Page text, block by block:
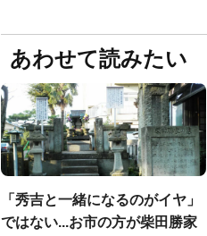
あわせて読みたい
「秀吉と一緒になるのがイヤ」
ではない...お市の方が柴田勝家